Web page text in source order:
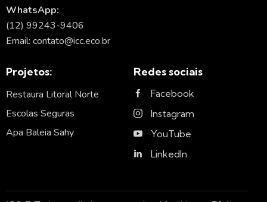
WhatsApp:
(12) 99243-9406
Email: contato@icc.eco.br
Projetos:
Restaura Litoral Norte
Escolas Seguras
Apa Baleia Sahy
Redes sociais
Facebook
Instagram
YouTube
LinkedIn